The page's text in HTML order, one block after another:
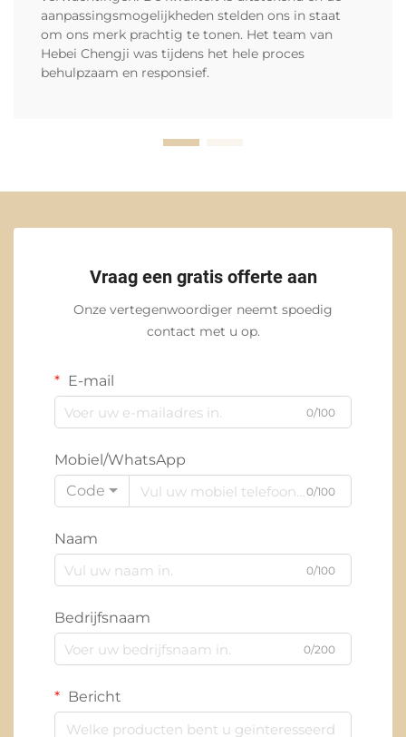
aanpassingsmogelijkheden stelden ons in staat
om ons merk prachtig te tonen. Het team van
Hebei Chengji was tijdens het hele proces
behulpzaam en responsief.
Vraag een gratis offerte aan
Onze vertegenwoordiger neemt spoedig
contact met u op.
E-mail
0/100
Mobiel/WhatsApp
Code
0/100
Naam
0/100
Bedrijfsnaam
0/200
Bericht